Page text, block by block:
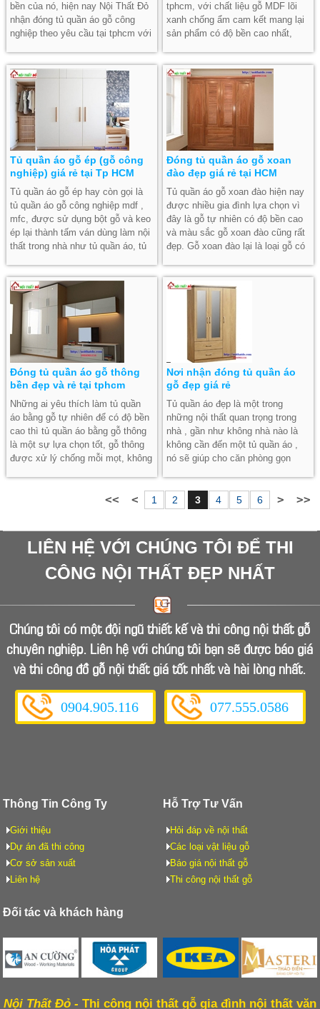
bền của nó, hiện nay Nội Thất Đỏ
nhận đóng tủ quần áo gỗ công
nghiệp theo yêu cầu tại tphcm với
tphcm, với chất liệu gỗ MDF lõi
xanh chống ẩm cam kết mang lại
sản phẩm có độ bền cao nhất,
trọng phù hợp với phong cách
hiện đại ngày nay.
Tủ quần áo gỗ ép (gỗ công
nghiệp) giá rẻ tại Tp HCM
Tủ quần áo gỗ ép hay còn gọi là
tủ quần áo gỗ công nghiệp mdf ,
mfc, được sử dụng bột gỗ và keo
ép lại thành tấm ván dùng làm nội
thất trong nhà như tủ quần áo, tủ
bởi vì giá rẻ và đẹp.
Đóng tủ quần áo gỗ xoan
đào đẹp giá rẻ tại HCM
Tủ quần áo gỗ xoan đào hiện nay
được nhiều gia đình lựa chọn vì
đây là gỗ tự nhiên có độ bền cao
và màu sắc gỗ xoan đào cũng rất
đẹp. Gỗ xoan đào lại là loại gỗ có
khả năng lựa chọn loại tủ quần áo
đẹp tại tphcm cho gia đình bạn
Đóng tủ quần áo gỗ thông
bền đẹp và rẻ tại tphcm
Những ai yêu thích làm tủ quần
áo bằng gỗ tự nhiên để có độ bền
cao thì tủ quần áo bằng gỗ thông
là một sự lựa chọn tốt, gỗ thông
được xử lý chống mỗi mọt, không
chính vì vậy mà nó được nhiều
công tủ quần áo băng gỗ thông lại
khá mềm.
Nơi nhận đóng tủ quần áo
gỗ đẹp giá rẻ
Tủ quần áo đẹp là một trong
những nội thất quan trọng trong
nhà , gần như không nhà nào là
không cần đến một tủ quần áo ,
nó sẽ giúp cho căn phòng gọn
quần áo gỗ công nghiệp tủ quần
áo gỗ tự nhiên theo yêu cầu giá rẻ
1 2 3 4 5 6
LIÊN HỆ VỚI CHÚNG TÔI ĐỂ THI
CÔNG NỘI THẤT ĐẸP NHẤT
Chúng tôi có một đội ngũ thiết kế và thi công nội thất gỗ
chuyên nghiệp. Liên hệ với chúng tôi bạn sẽ được báo giá
và thi công đồ gỗ nội thất giá tốt nhất và hài lòng nhất.
0904.905.116 077.555.0586
Thông Tin Công Ty
Giới thiệu
Dự án đã thi công
Cơ sở sản xuất
Liên hệ
Hỗ Trợ Tư Vấn
Hỏi đáp về nội thất
Các loại vật liệu gỗ
Báo giá nội thất gỗ
Thi công nội thất gỗ
Đối tác và khách hàng
Nội Thất Đỏ - Thi công nội thất gỗ gia đình nội thất văn